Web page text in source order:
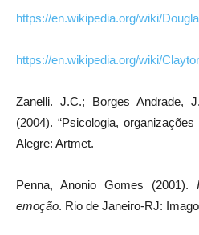
https://en.wikipedia.org/wiki/
https://en.wikipedia.org/wiki/
Zanelli. J.C.; Borges Andrade,
(2004). “Psicologia,
Alegre: Artmet.
Penna, Anonio Gomes (2001).
emoção. Rio de Janeiro-RJ: